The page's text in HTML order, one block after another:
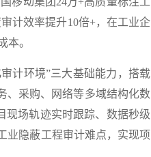
计效率提升10倍+，在工业企
本。
计环境”三大基础能力，搭载
、采购、网络等多域结构化数
现场轨迹实时跟踪、数据秒级
业隐蔽工程审计难点，实现项